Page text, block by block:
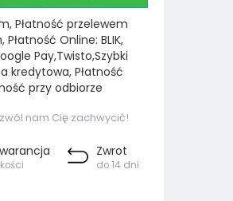
Płatność przelewem
Online: BLIK,
Pay,Twisto,Szybki
kredytowa, Płatność
przy odbiorze
nam Cię zachwycić!
Zwrot
do 14 dni